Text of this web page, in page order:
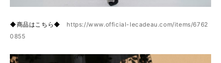
◆商品はこちら◆ https://www.official-lecadeau.com/items/6762
0855